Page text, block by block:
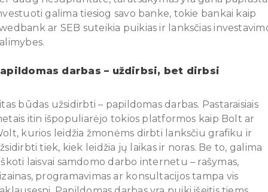
galima tiesiog savo banke, tokie bankai kaip
ar SEB suteikia puikias ir lanksčias
darbas – uždirbsi, bet dirbsi
būdas užsidirbti – papildomas darbas. Pastaraisiais
itin išpopuliarėjo tokios platformos kaip Bolt ar
kurios leidžia žmonėms dirbti lanksčiu grafiku ir
tiek, kiek leidžia jų laikas ir noras. Be to, galima
laisvai samdomo darbo internetu – rašymas,
programavimas ar konsultacijos tampa vis